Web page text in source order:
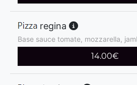
regina
Base sauce tomate, mozzarella,
14.00€